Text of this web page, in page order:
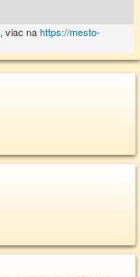
, viac nahttps://mesto-